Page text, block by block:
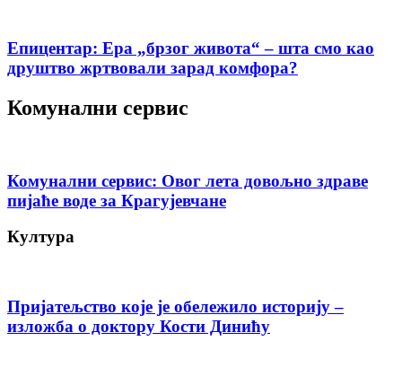
Епицентар: Ера „брзог живота“ – шта смо као
друштво жртвовали зарад комфора?
Комунални сервис
Комунални сервис: Овог лета довољно здраве
пијаће воде за Крагујевчане
Култура
Пријатељство које је обележило историју –
изложба о доктору Кости Динићу